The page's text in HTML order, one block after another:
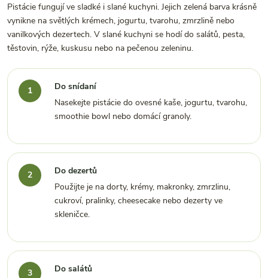
Pistácie fungují ve sladké i slané kuchyni. Jejich zelená barva krásně
vynikne na světlých krémech, jogurtu, tvarohu, zmrzlině nebo
vanilkových dezertech. V slané kuchyni se hodí do salátů, pesta,
těstovin, rýže, kuskusu nebo na pečenou zeleninu.
Do snídaní
Nasekejte pistácie do ovesné kaše, jogurtu, tvarohu,
smoothie bowl nebo domácí granoly.
Do dezertů
Použijte je na dorty, krémy, makronky, zmrzlinu,
cukroví, pralinky, cheesecake nebo dezerty ve
skleničce.
Do salátů